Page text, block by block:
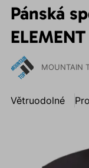
Pánská
MOUNTAIN
Větruodolné